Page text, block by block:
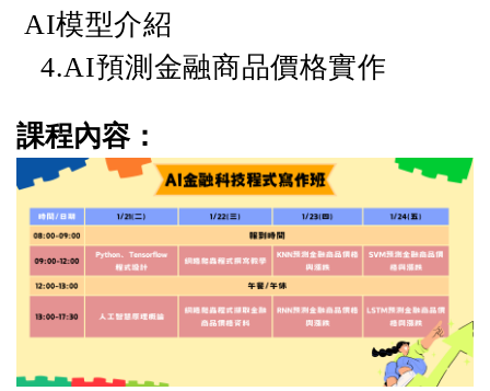
AI模型介紹
4.AI預測金融商品價格實作
課程內容：